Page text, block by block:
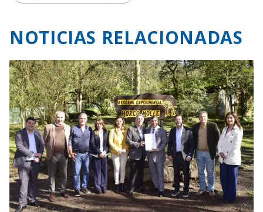
NOTICIAS RELACIONADAS